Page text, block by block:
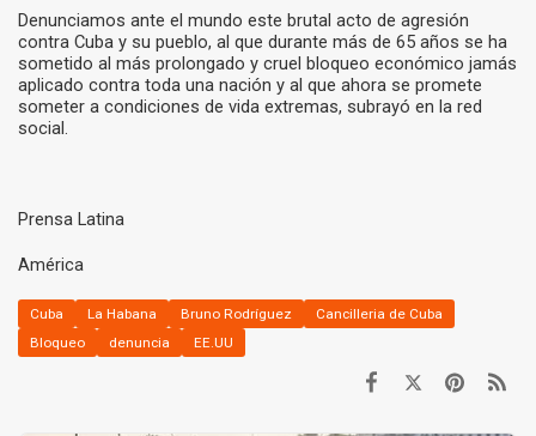
Denunciamos ante el mundo este brutal acto de agresión
contra Cuba y su pueblo, al que durante más de 65 años se ha
sometido al más prolongado y cruel bloqueo económico jamás
aplicado contra toda una nación y al que ahora se promete
someter a condiciones de vida extremas, subrayó en la red
social.
Prensa Latina
América
Cuba La Habana Bruno Rodríguez
Cancilleria de Cuba
Bloqueo
denuncia EE.UU